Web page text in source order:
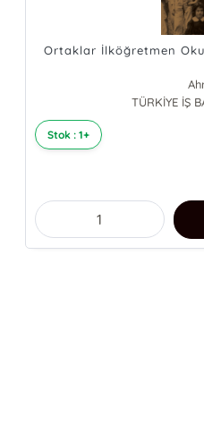
Ortaklar İlköğretmen
TÜRKİYE İŞ
Stok : 1+